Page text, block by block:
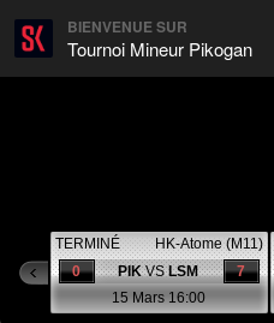
BIENVENUE SUR
Tournoi Mineur Pikogan
TERMINÉ
HK-Atome (M11)
7
0 PIKVSLSM
15 Mars 16:00